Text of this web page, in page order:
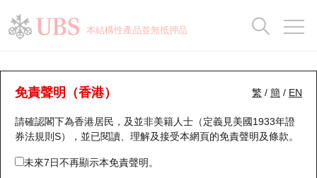
本結構性產品並無抵押品
繁 / 簡 / EN
免責聲明（香港）
請確認閣下為香港居民，及並非美籍人士（定義見美國1933年證
券法規則S），並已閱讀、理解及接受本網頁的免責聲明及條款。
未來7日不再顯示本免責聲明。
牛熊證分析儀
表現 街貨統計 比較
62820 瑞銀熊證 3690 美團
瑞銀認股證一覽
新發行瑞銀認股證
即將到期認股證
街貨統計
比較
牛熊全景快搜
牛熊證搜尋
牛熊證街貨分佈圖
街貨統計
比較
十大升幅/跌幅
十大認股證成交分佈
十天股證佔大市成交
正股分析儀
二十大活躍股份
恒指成份股
持股比重
顯示所有持股比重
每月輪證大市專題
輪證專欄
講座及教育短片